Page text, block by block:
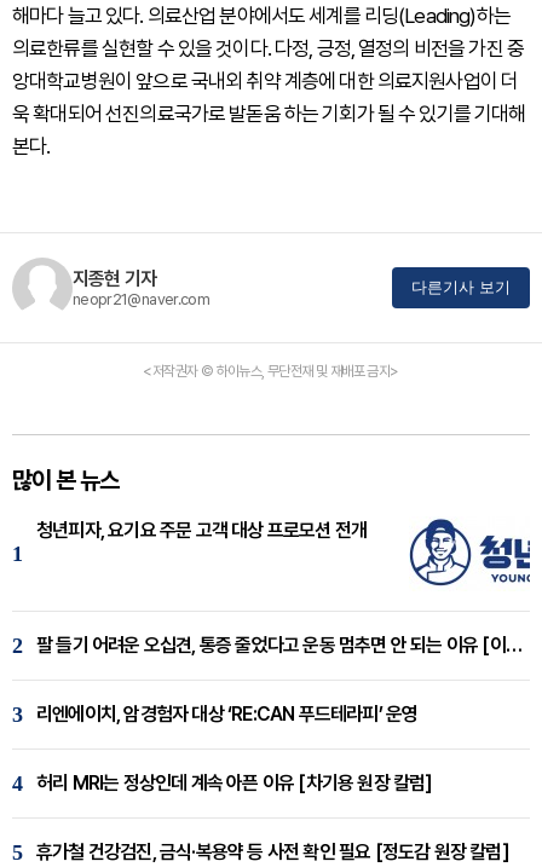
해마다 늘고 있다. 의료산업 분야에서도 세계를 리딩(Leading)하는
의료한류를 실현할 수 있을 것이다. 다정, 긍정, 열정의 비전을 가진 중
앙대학교병원이 앞으로 국내외 취약 계층에 대한 의료지원사업이 더
욱 확대되어 선진의료국가로 발돋움 하는 기회가 될 수 있기를 기대해
본다.
지종현 기자
neopr21@naver.com
다른기사 보기
<저작권자 © 하이뉴스, 무단전재 및 재배포 금지>
많이 본 뉴스
1
청년피자, 요기요 주문 고객 대상 프로모션 전개
2 팔 들기 어려운 오십견, 통증 줄었다고 운동 멈추면 안 되는 이유 [이병욱 원장 칼럼]
3 리엔에이치, 암경험자 대상 ‘RE:CAN 푸드테라피’ 운영
4 허리 MRI는 정상인데 계속 아픈 이유 [차기용 원장 칼럼]
5 휴가철 건강검진, 금식·복용약 등 사전 확인 필요 [정도감 원장 칼럼]